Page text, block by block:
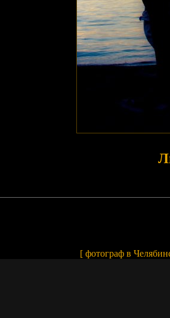
[ фотограф в